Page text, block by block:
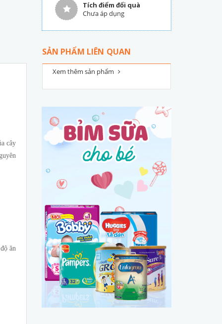
Tích điểm đổi quà
Chưa áp dụng
cây
ăn
SẢN PHẨM LIÊN QUAN
Xem thêm sản phẩm